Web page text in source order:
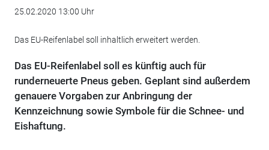
25.02.2020 13:00 Uhr
Das EU-Reifenlabel soll inhaltlich erweitert werden.
Das EU-Reifenlabel soll es künftig auch für
runderneuerte Pneus geben. Geplant sind außerdem
genauere Vorgaben zur Anbringung der
Kennzeichnung sowie Symbole für die Schnee- und
Eishaftung.